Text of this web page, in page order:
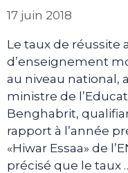
17 juin 2018
Le taux de réussite
d’enseignement
au niveau national,
ministre de
Benghabrit,
rapport à l’année
«Hiwar Essaa» de
précisé que le taux